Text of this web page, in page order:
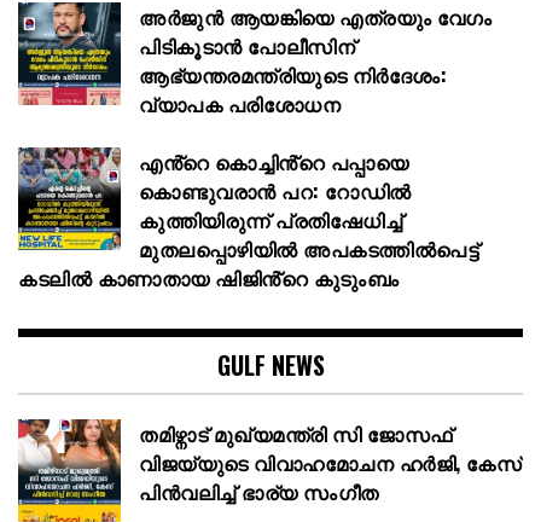
അര്‍ജുന്‍ ആയങ്കിയെ എത്രയും വേഗം
പിടികൂടാന്‍ പോലീസിന്
ആഭ്യന്തരമന്ത്രിയുടെ നിര്‍ദേശം:
വ്യാപക പരിശോധന
എൻ്റെ കൊച്ചിൻ്റെ പപ്പായെ
കൊണ്ടുവരാന്‍ പറ: റോഡില്‍
കുത്തിയിരുന്ന് പ്രതിഷേധിച്ച്
മുതലപ്പൊഴിയില്‍ അപകടത്തില്‍പെട്ട്
കടലില്‍ കാണാതായ ഷിജിൻ്റെ കുടുംബം
GULF NEWS
തമിഴ്നാട് മുഖ്യമന്ത്രി സി ജോസഫ്
വിജയ്‌യുടെ വിവാഹമോചന ഹർജി, കേസ്
പിൻവലിച്ച് ഭാര്യ സംഗീത